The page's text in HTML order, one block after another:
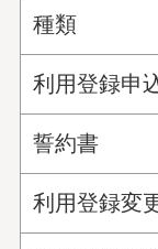
種類
利用登録申
誓約書
利用登録変